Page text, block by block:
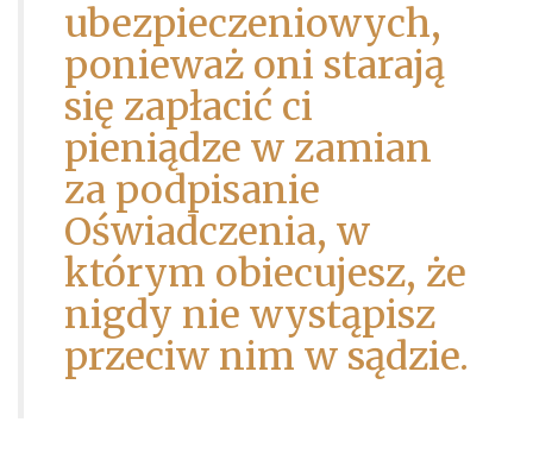
ubezpieczeniowych,
ponieważ oni starają
się zapłacić ci
pieniądze w zamian
za podpisanie
Oświadczenia, w
którym obiecujesz, że
nigdy nie wystąpisz
przeciw nim w sądzie.